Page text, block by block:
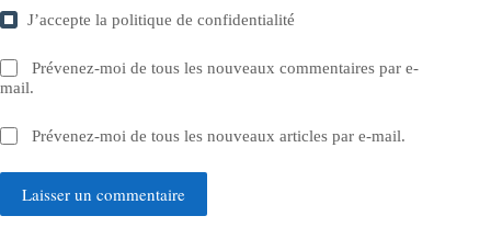
J’accepte lapolitique de confidentialité
Prévenez-moi de tous les nouveaux commentaires par e-
mail.
Prévenez-moi de tous les nouveaux articles par e-mail.
Laisser un commentaire